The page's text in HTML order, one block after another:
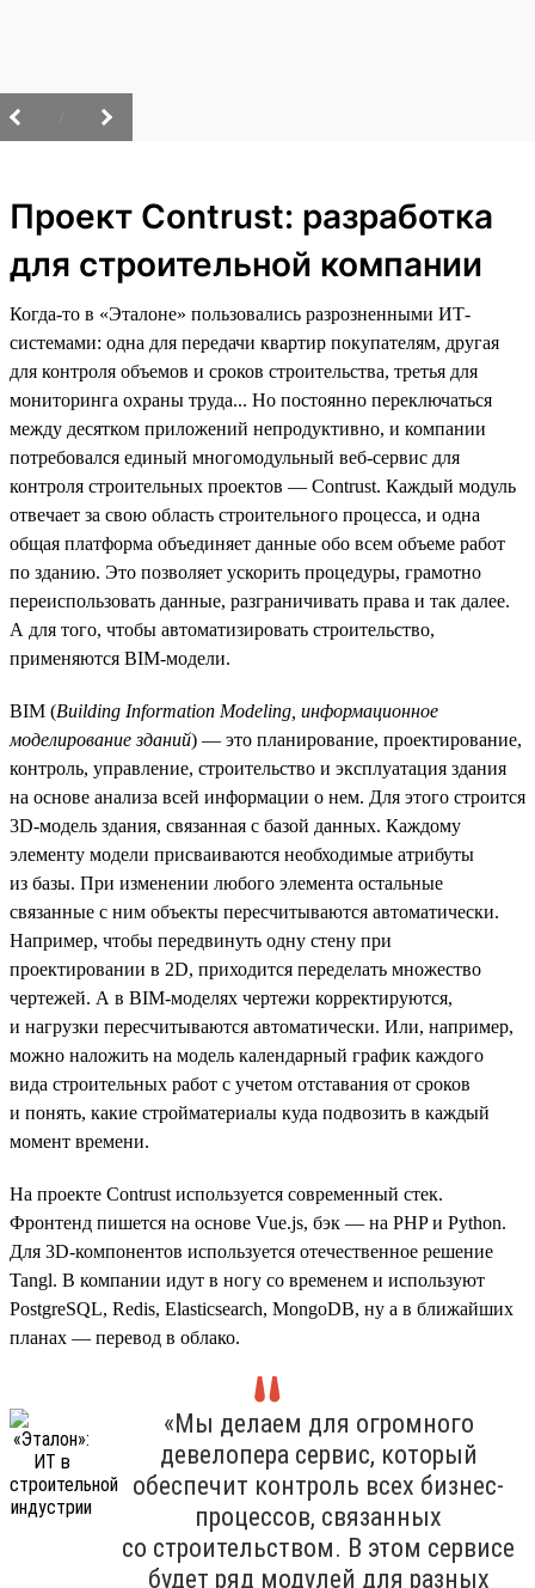
Проект Contrust: разработка
для строительной компании
Когда-то в «Эталоне» пользовались разрозненными ИТ-
системами: одна для передачи квартир покупателям, другая
для контроля объемов и сроков строительства, третья для
мониторинга охраны труда... Но постоянно переключаться
между десятком приложений непродуктивно, и компании
потребовался единый многомодульный веб-сервис для
контроля строительных проектов — Contrust. Каждый модуль
отвечает за свою область строительного процесса, и одна
общая платформа объединяет данные обо всем объеме работ
по зданию. Это позволяет ускорить процедуры, грамотно
переиспользовать данные, разграничивать права и так далее.
А для того, чтобы автоматизировать строительство,
применяются BIM-модели.
BIM (Building Information Modeling, информационное
моделирование зданий) — это планирование, проектирование,
контроль, управление, строительство и эксплуатация здания
на основе анализа всей информации о нем. Для этого строится
3D-модель здания, связанная с базой данных. Каждому
элементу модели присваиваются необходимые атрибуты
из базы. При изменении любого элемента остальные
связанные с ним объекты пересчитываются автоматически.
Например, чтобы передвинуть одну стену при
проектировании в 2D, приходится переделать множество
чертежей. А в BIM-моделях чертежи корректируются,
и нагрузки пересчитываются автоматически. Или, например,
можно наложить на модель календарный график каждого
вида строительных работ с учетом отставания от сроков
и понять, какие стройматериалы куда подвозить в каждый
момент времени.
На проекте Contrust используется современный стек.
Фронтенд пишется на основе Vue.js, бэк — на PHP и Python.
Для 3D-компонентов используется отечественное решение
Tangl. В компании идут в ногу со временем и используют
PostgreSQL, Redis, Elasticsearch, MongoDB, ну а в ближайших
планах — перевод в облако.
«Мы делаем для огромного
девелопера сервис, который
обеспечит контроль всех бизнес-
процессов, связанных
со строительством. В этом сервисе
будет ряд модулей для разных